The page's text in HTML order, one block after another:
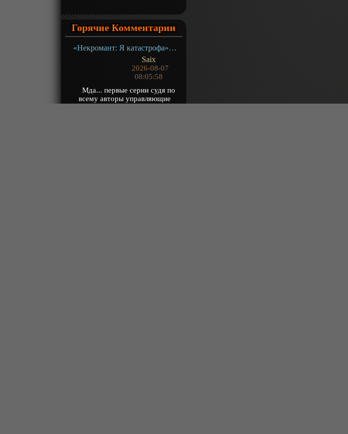
Горячие Комментарии
«Некромант: Я катастрофа» ТВ-1
Saix
2026-08-07
08:05:58
Мда... первые серии судя по
всему авторы управляющие